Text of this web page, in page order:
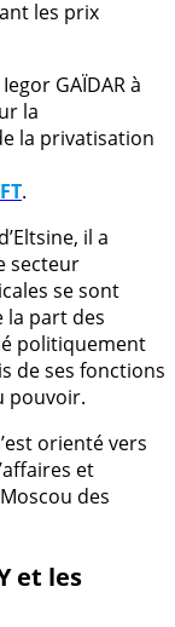
les prix
GAÏDAR à
la
la privatisation
.
il a
secteur
se sont
la part des
politiquement
de ses fonctions
pouvoir.
orienté vers
et
des
et les